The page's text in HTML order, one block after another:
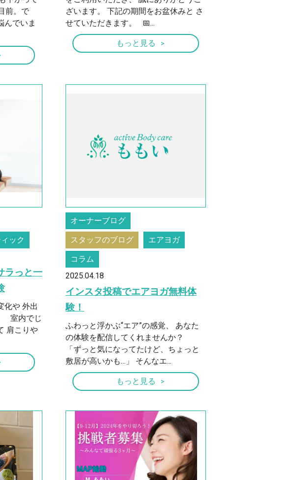
前。で
んでいま
ざいます。 下記の期間をお盆休みと さ
せていただきます。 📅...
もっと見る
ック
ラっと一
化や 外出
室内でじ
肩こりや
オーナーブログ
スタッフのブログ エアヨガ
コラム
2025.04.18
インスタ投稿でエアヨガ無料体
験！
ふわっと浮かぶ“エア”の感覚、 あなた
の体験を配信してくれませんか？
「ずっと気になってたけど、ちょっと
敷居が高いかも…」 そんなエ...
もっと見る